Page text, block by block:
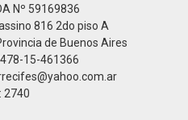
Nº 59169836
816 2do piso A
de Buenos Aires
15-461366
2740